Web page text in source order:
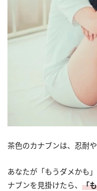
茶色のカナブンは、忍耐
あなたが「もうダメかも
ナブンを見掛けたら、 「